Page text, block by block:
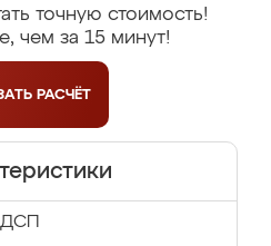
точную стоимость!
чем за 15 минут!
РАСЧЁТ
ДСП